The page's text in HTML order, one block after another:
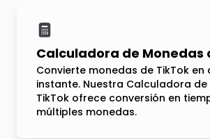
Calculadora de Monedas
Convierte monedas de TikTok en
instante. Nuestra Calculadora
TikTok ofrece conversión en
múltiples monedas.